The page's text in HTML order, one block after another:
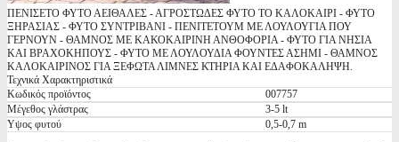
ΠΕΝΙΣΕΤΟ ΦΥΤΟ ΑΕΙΘΑΛΕΣ - ΑΓΡΟΣΤΩΔΕΣ ΦΥΤΟ ΤΟ ΚΑΛΟΚΑΙΡΙ - ΦΥΤΟ
ΞΗΡΑΣΙΑΣ - ΦΥΤΟ ΣΥΝΤΡΙΒΑΝΙ - ΠΕΝΙΤΕΤΟΥΜ ΜΕ ΛΟΥΛΟΥΓΙΑ ΠΟΥ
ΓΕΡΝΟΥΝ - ΘΑΜΝΟΣ ΜΕ ΚΑΚΟΚΑΙΡΙΝΗ ΑΝΘΟΦΟΡΙΑ - ΦΥΤΟ ΓΙΑ ΝΗΣΙΑ
ΚΑΙ ΒΡΑΧΟΚΗΠΟΥΣ - ΦΥΤΟ ΜΕ ΛΟΥΛΟΥΔΙΑ ΦΟΥΝΤΕΣ ΑΣΗΜΙ - ΘΑΜΝΟΣ
ΚΑΛΟΚΑΙΡΙΝΟΣ ΓΙΑ ΞΕΦΩΤΑ ΛΙΜΝΕΣ ΚΤΗΡΙΑ ΚΑΙ ΕΔΑΦΟΚΑΛΗΨΗ.
Τεχνικά Χαρακτηριστικά
Κωδικός προϊόντος
007757
Μέγεθος γλάστρας
3-5 lt
Υψος φυτού
0,5-0,7 m